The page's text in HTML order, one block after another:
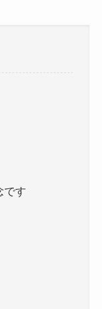
です